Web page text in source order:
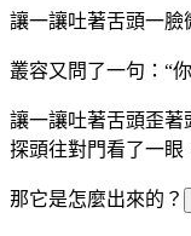
讓一讓吐著舌頭一臉
叢容又問了一句：“
讓一讓吐著舌頭歪著
探頭往對門看了一眼
那它是怎麼出來的？